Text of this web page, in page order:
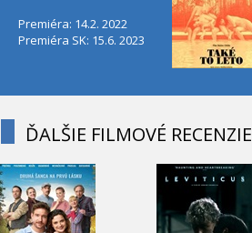
Premiéra: 14.2. 2022
Premiéra SK: 15.6. 2023
ĎALŠIE FILMOVÉ RECENZIE